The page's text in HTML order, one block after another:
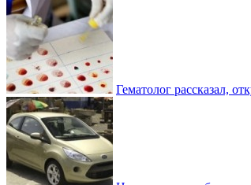
Гематолог рассказал,